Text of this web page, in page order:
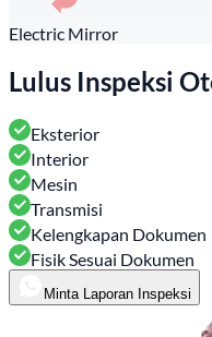
Electric Mirror
Lulus Inspeksi
Eksterior
Interior
Mesin
Transmisi
Kelengkapan Dokumen
Fisik Sesuai Dokumen
Minta Laporan Inspeksi